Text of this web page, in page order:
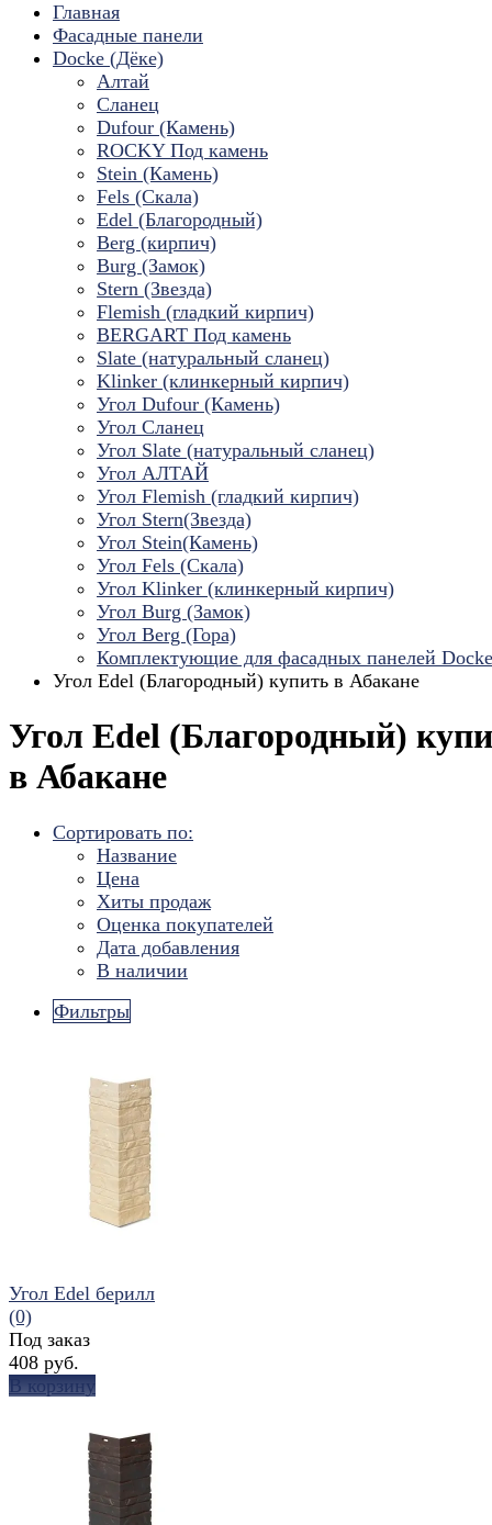
Главная
Фасадные панели
Docke (Дёке)
Алтай
Сланец
Dufour (Камень)
ROCKY Под камень
Stein (Камень)
Fels (Скала)
Edel (Благородный)
Berg (кирпич)
Burg (Замок)
Stern (Звезда)
Flemish (гладкий кирпич)
BERGART Под камень
Slate (натуральный сланец)
Klinker (клинкерный кирпич)
Угол Dufour (Камень)
Угол Сланец
Угол Slate (натуральный сланец)
Угол АЛТАЙ
Угол Flemish (гладкий кирпич)
Угол Stern(Звезда)
Угол Stein(Камень)
Угол Fels (Скала)
Угол Klinker (клинкерный кирпич)
Угол Burg (Замок)
Угол Berg (Гора)
Комплектующие для фасадных панелей Docke
Угол Edel (Благородный) купить в Абакане
Угол Edel (Благородный)
в Абакане
Сортировать по:
Название
Цена
Хиты продаж
Оценка покупателей
Дата добавления
В наличии
Фильтры
сравнить
Угол Edel берилл
(0)
Под заказ
408 руб.
В корзину